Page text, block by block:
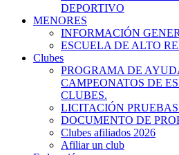
DEPORTIVO
MENORES
INFORMACIÓN
ESCUELA DE ALTO
Clubes
PROGRAMA DE
CAMPEONATOS DE
CLUBES.
LICITACIÓN
DOCUMENTO DE
Clubes afiliados 2026
Afiliar un club